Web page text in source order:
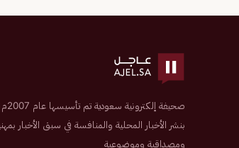
صحيفة
بنشر الأخبار المحلية والمنافسة في سبق الأخبار
ومصداقية وموضوعية